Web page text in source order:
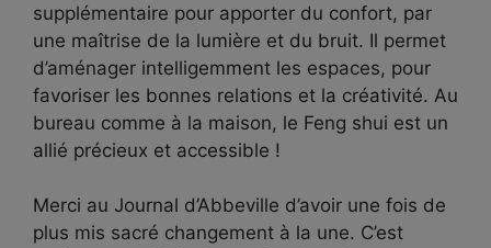
supplémentaire pour apporter du confort, par
une maîtrise de la lumière et du bruit. Il permet
d’aménager intelligemment les espaces, pour
favoriser les bonnes relations et la créativité. Au
bureau comme à la maison, le Feng shui est un
allié précieux et accessible !
Merci au Journal d’Abbeville d’avoir une fois de
plus mis sacré changement à la une. C’est